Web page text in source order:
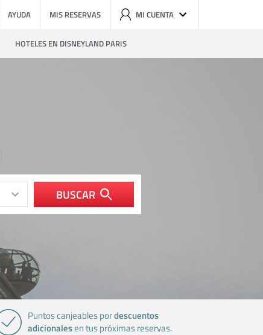
AYUDA MIS RESERVAS MI CUENTA
HOTELES EN DISNEYLAND PARIS
BUSCAR
Puntos canjeables pordescuentos
adicionalesen tus próximas reservas.